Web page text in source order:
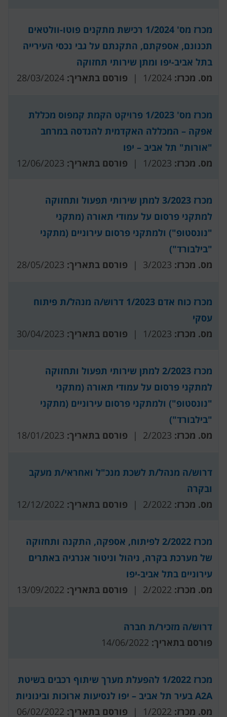
מכרז מס' 1/2024 רכישת מתקנים פוטו-וולטאים
תכנונם, אספקתם, התקנתם על גבי נכסי העירייה
בתל אביב-יפו ומתן שירותי תחזוקה
מס. מכרז:
פורסם בתאריך:
מכרז מס' 1/2023 פרויקט הקמת קמפוס מכללת
אפקה – המכללה האקדמית להנדסה במרחב
"אורות" תל אביב – יפו
מס. מכרז:
פורסם בתאריך:
מכרז 3/2023 למתן שירותי תפעול ותחזוקה
למתקני פרסום על עמודי תאורה (מתקני
"נונסטופ") ולמתקני פרסום עירוניים (מתקני
"בילבורד")
מס. מכרז:
פורסם בתאריך:
מכרז כוח אדם 1/2023 דרוש/ה מנהל/ת פיתוח
עסקי
מס. מכרז:
פורסם בתאריך:
מכרז 2/2023 למתן שירותי תפעול ותחזוקה
למתקני פרסום על עמודי תאורה (מתקני
"נונסטופ") ולמתקני פרסום עירוניים (מתקני
"בילבורד")
מס. מכרז:
פורסם בתאריך:
דרוש/ה מנהל/ת לשכת מנכ"ל ואחראי/ת מעקב
ובקרה
מס. מכרז:
פורסם בתאריך:
מכרז 2/2022 לפיתוח, אספקה, התקנה ותחזוקה
של מערכת בקרה, ניהול וניטור אנרגיה באתרים
עירוניים בתל אביב-יפו
מס. מכרז:
פורסם בתאריך:
דרוש/ה מזכיר/ת חברה
פורסם בתאריך:
מכרז 1/2022 להפעלת מערך שיתוף רכבים בשיטת
A2A בעיר תל אביב – יפו לנסיעות ארוכות ובינוניות
מס. מכרז:
פורסם בתאריך: